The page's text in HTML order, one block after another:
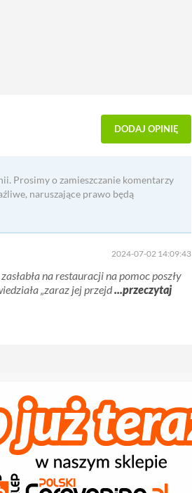
DODAJ OPINIĘ
Prosimy o zamieszczanie komentarzy
naruszające prawo będą
2024-07-02 14:09:43
na restauracji na pomoc poszły
„zaraz jej przejd...przeczytaj